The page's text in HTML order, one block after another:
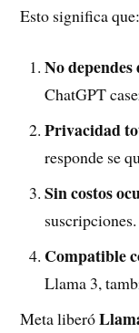
Esto significa que:
No
ChatGPT
Privacidad
responde se
Sin costos
suscripciones.
Compatible
Llama 3,
Meta liberó